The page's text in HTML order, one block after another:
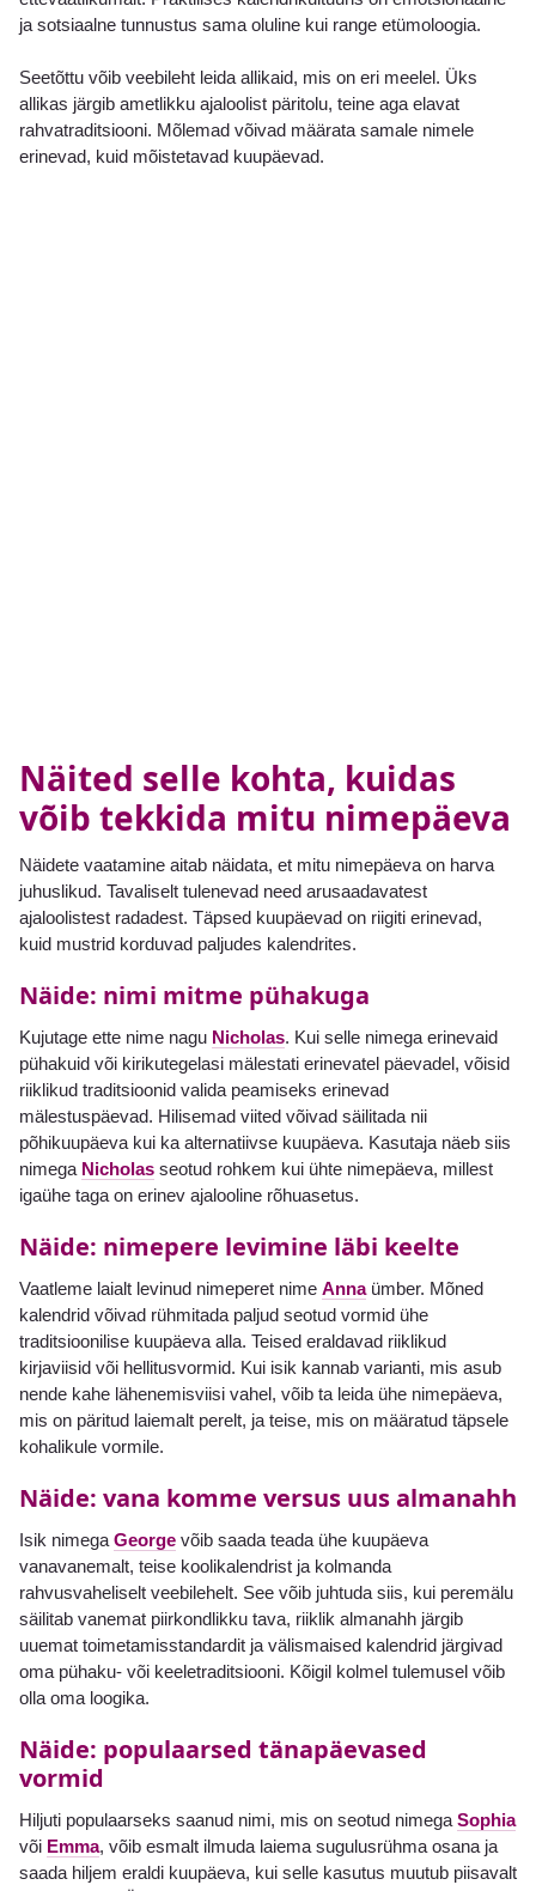
ja sotsiaalne tunnustus sama oluline kui range etümoloogia.
Seetõttu võib veebileht leida allikaid, mis on eri meelel. Üks
allikas järgib ametlikku ajaloolist päritolu, teine aga elavat
rahvatraditsiooni. Mõlemad võivad määrata samale nimele
erinevad, kuid mõistetavad kuupäevad.
Näited selle kohta, kuidas
võib tekkida mitu nimepäeva
Näidete vaatamine aitab näidata, et mitu nimepäeva on harva
juhuslikud. Tavaliselt tulenevad need arusaadavatest
ajaloolistest radadest. Täpsed kuupäevad on riigiti erinevad,
kuid mustrid korduvad paljudes kalendrites.
Näide: nimi mitme pühakuga
Kujutage ette nime nagu Nicholas. Kui selle nimega erinevaid
pühakuid või kirikutegelasi mälestati erinevatel päevadel, võisid
riiklikud traditsioonid valida peamiseks erinevad
mälestuspäevad. Hilisemad viited võivad säilitada nii
põhikuupäeva kui ka alternatiivse kuupäeva. Kasutaja näeb siis
nimega Nicholas seotud rohkem kui ühte nimepäeva, millest
igaühe taga on erinev ajalooline rõhuasetus.
Näide: nimepere levimine läbi keelte
Vaatleme laialt levinud nimeperet nime Annaümber. Mõned
kalendrid võivad rühmitada paljud seotud vormid ühe
traditsioonilise kuupäeva alla. Teised eraldavad riiklikud
kirjaviisid või hellitusvormid. Kui isik kannab varianti, mis asub
nende kahe lähenemisviisi vahel, võib ta leida ühe nimepäeva,
mis on päritud laiemalt perelt, ja teise, mis on määratud täpsele
kohalikule vormile.
Näide: vana komme versus uus almanahh
Isik nimegaGeorge võib saada teada ühe kuupäeva
vanavanemalt, teise koolikalendrist ja kolmanda
rahvusvaheliselt veebilehelt. See võib juhtuda siis, kui peremälu
säilitab vanemat piirkondlikku tava, riiklik almanahh järgib
uuemat toimetamisstandardit ja välismaised kalendrid järgivad
oma pühaku- või keeletraditsiooni. Kõigil kolmel tulemusel võib
olla oma loogika.
Näide: populaarsed tänapäevased
vormid
Hiljuti populaarseks saanud nimi, mis on seotud nimegaSophia
või Emma, võib esmalt ilmuda laiema sugulusrühma osana ja
saada hiljem eraldi kuupäeva, kui selle kasutus muutub piisavalt